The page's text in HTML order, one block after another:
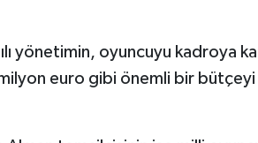
yönetimin, oyuncuyu kadroya
euro gibi önemli bir bütçeyi